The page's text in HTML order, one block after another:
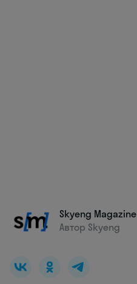
Skyeng Magazine
Автор Skyeng